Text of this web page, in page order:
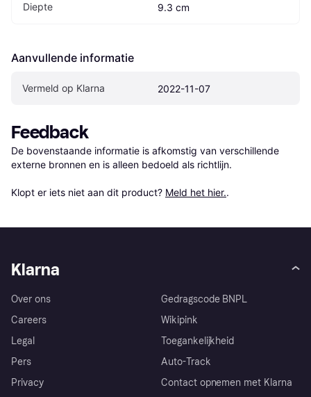
Diepte 9.3 cm
Aanvullende informatie
Vermeld op Klarna 2022-11-07
Feedback
De bovenstaande informatie is afkomstig van verschillende
externe bronnen en is alleen bedoeld als richtlijn.
Klopt er iets niet aan dit product? Meld het hier..
Klarna
Over ons
Careers
Legal
Pers
Privacy
Gedragscode BNPL
Wikipink
Toegankelijkheid
Auto-Track
Contact opnemen met Klarna